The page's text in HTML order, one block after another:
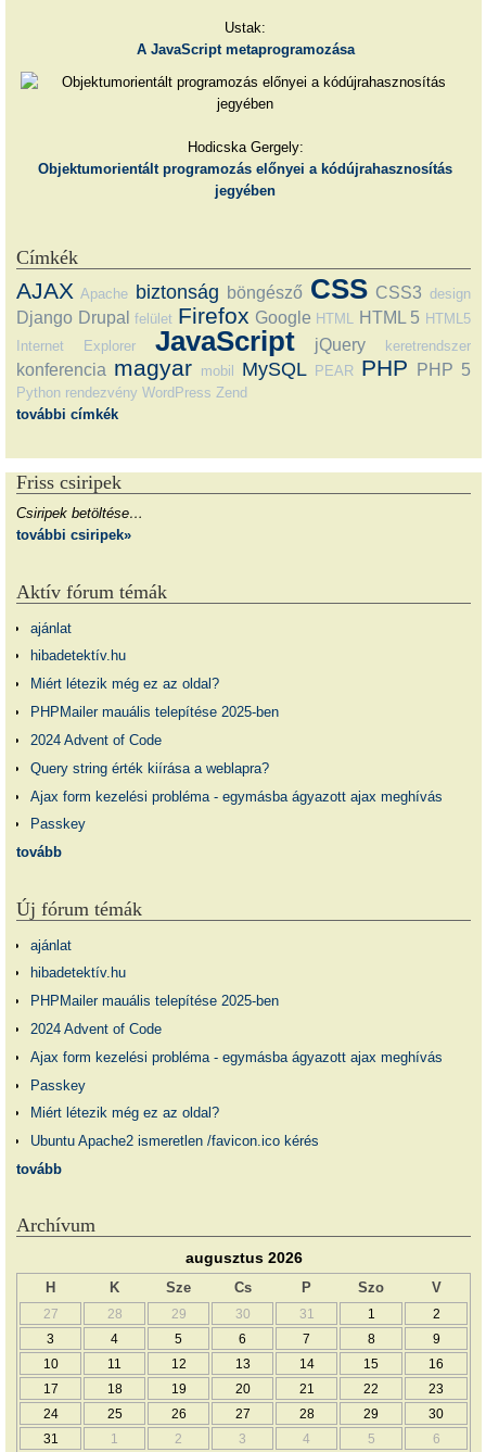
Ustak:
A JavaScript metaprogramozása
Hodicska Gergely:
Objektumorientált programozás előnyei a kódújrahasznosítás
jegyében
Címkék
AJAX Apache biztonság böngésző CSS CSS3 design
Django Drupal felület Firefox Google HTML HTML 5 HTML5
Internet Explorer
JavaScript jQuery keretrendszer
konferencia magyar mobil MySQL PEAR PHP PHP 5
Python rendezvény WordPress Zend
további címkék
Friss csiripek
Csiripek betöltése…
további csiripek»
Aktív fórum témák
ajánlat
hibadetektív.hu
Miért létezik még ez az oldal?
PHPMailer mauális telepítése 2025-ben
2024 Advent of Code
Query string érték kiírása a weblapra?
Ajax form kezelési probléma - egymásba ágyazott ajax meghívás
Passkey
tovább
Új fórum témák
ajánlat
hibadetektív.hu
PHPMailer mauális telepítése 2025-ben
2024 Advent of Code
Ajax form kezelési probléma - egymásba ágyazott ajax meghívás
Passkey
Miért létezik még ez az oldal?
Ubuntu Apache2 ismeretlen /favicon.ico kérés
tovább
Archívum
augusztus 2026
H K Sze Cs P Szo V
27 28 29 30 31 1
2
3
4 5 6 7 8
9
10
11 12 13 14 15
16
17
18 19 20 21 22
23
24
25 26 27 28 29
30
31
1 2 3 4 5 6